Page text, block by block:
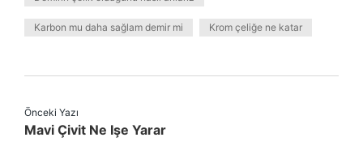
Karbon mu daha sağlam demir mi Krom çeliğe ne katar
Önceki Yazı
Mavi Çivit Ne Işe Yarar